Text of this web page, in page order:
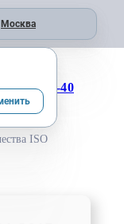
Москва
333-25-40
ISO